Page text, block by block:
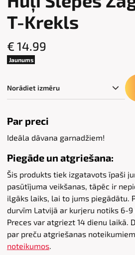
T-Krekls
€ 14.99
Jaunums
Par preci
Ideāla dāvana garnadžiem!
Piegāde un atgriešana:
Šis produkts tiek izgatavots īpaši
pasūtījuma veikšanas, tāpēc ir
ilgāks laiks, lai to jums piegādātu.
durvīm Latvijā ar kurjeru notiks 6-
Preces var atgriezt 14 dienu laikā.
par preču atgriešanas
noteikumos.